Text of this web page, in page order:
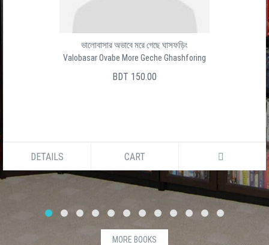
ভালোবাসার অভাবে মরে গেছে ঘাসফড়িং
Valobasar Ovabe More Geche Ghashforing
BDT 150.00
DETAILS CART
MORE BOOKS